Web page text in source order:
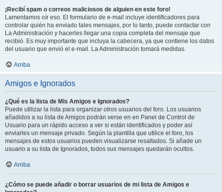
¡Recibí spam o correos maliciosos de alguien en este foro!
Lamentamos oír eso. El formulario de e-mail incluye identificadores para
controlar quién ha enviado tales mensajes, por lo tanto, puede contactar con
La Administración y hacerles llegar una copia completa del mensaje que
recibió. Es muy importante que incluya la cabecera, ya que contiene los datos
del usuario que envió el e-mail. La Administración tomará medidas.
Arriba
Amigos e Ignorados
¿Qué es la lista de Mis Amigos e Ignorados?
Puede utilizar la lista para organizar otros usuarios del foro. Los usuarios
añadidos a su lista de Amigos podrán verse en en Panel de Control de
Usuario para un rápido acceso a ver si están identificados y poder así
enviarles un mensaje privado. Según la plantilla que utilice el foro, los
mensajes de estos usuarios pueden visualizarse resaltados. Si añade un
usuario a su lista de Ignorados, todos sus mensajes quedarán ocultos.
Arriba
¿Cómo se puede añadir o borrar usuarios de mi lista de Amigos e